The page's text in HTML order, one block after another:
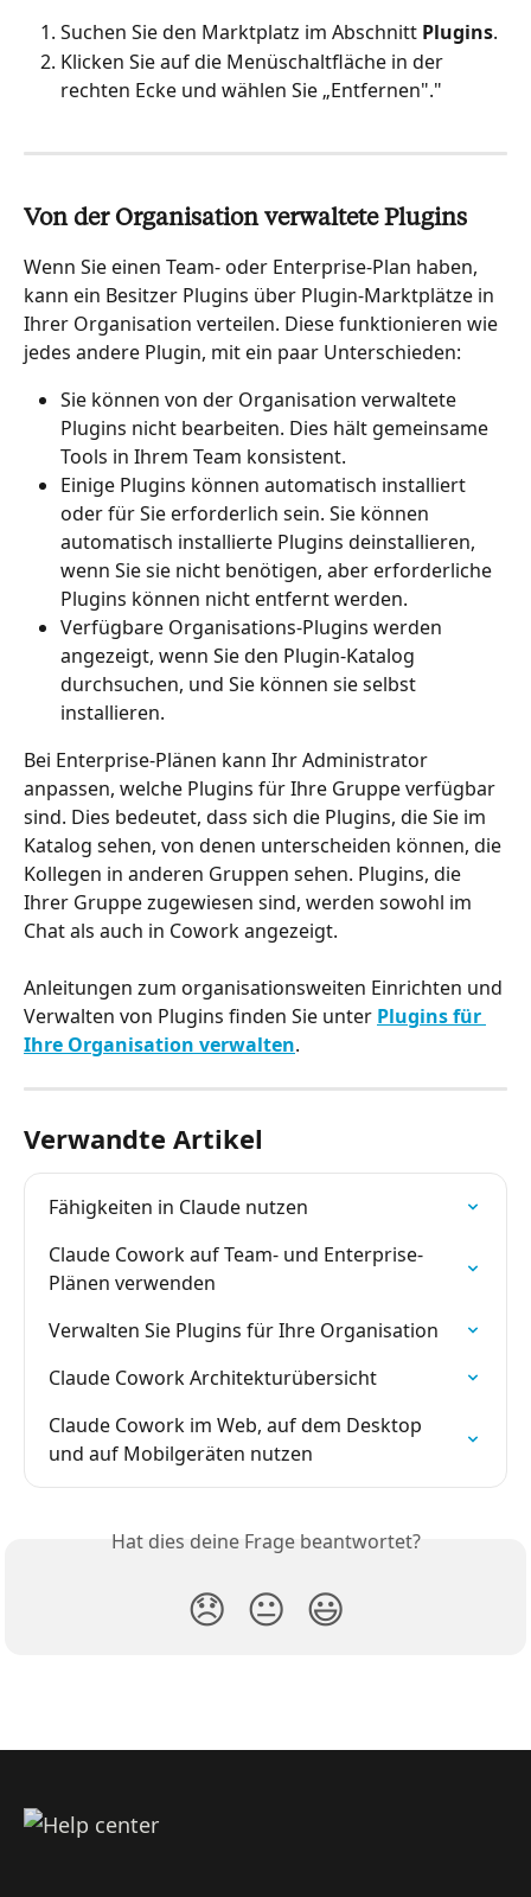
Suchen Sie den Marktplatz im Abschnitt Plugins.
Klicken Sie auf die Menüschaltfläche in der
rechten Ecke und wählen Sie „Entfernen"."
Von der Organisation verwaltete Plugins
Wenn Sie einen Team- oder Enterprise-Plan haben,
kann ein Besitzer Plugins über Plugin-Marktplätze in
Ihrer Organisation verteilen. Diese funktionieren wie
jedes andere Plugin, mit ein paar Unterschieden:
Sie können von der Organisation verwaltete
Plugins nicht bearbeiten. Dies hält gemeinsame
Tools in Ihrem Team konsistent.
Einige Plugins können automatisch installiert
oder für Sie erforderlich sein. Sie können
automatisch installierte Plugins deinstallieren,
wenn Sie sie nicht benötigen, aber erforderliche
Plugins können nicht entfernt werden.
Verfügbare Organisations-Plugins werden
angezeigt, wenn Sie den Plugin-Katalog
durchsuchen, und Sie können sie selbst
installieren.
Bei Enterprise-Plänen kann Ihr Administrator
anpassen, welche Plugins für Ihre Gruppe verfügbar
sind. Dies bedeutet, dass sich die Plugins, die Sie im
Katalog sehen, von denen unterscheiden können, die
Kollegen in anderen Gruppen sehen. Plugins, die
Ihrer Gruppe zugewiesen sind, werden sowohl im
Chat als auch in Cowork angezeigt.
Anleitungen zum organisationsweiten Einrichten und
Verwalten von Plugins finden Sie unter Plugins für
Ihre Organisation verwalten.
Verwandte Artikel
Fähigkeiten in Claude nutzen
Claude Cowork auf Team- und Enterprise-
Plänen verwenden
Verwalten Sie Plugins für Ihre Organisation
Claude Cowork Architekturübersicht
Claude Cowork im Web, auf dem Desktop
und auf Mobilgeräten nutzen
Hat dies deine Frage beantwortet?
😞 😐 😃